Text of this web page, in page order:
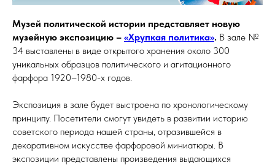
Музей политической истории представляет новую
музейную экспозицию – «Хрупкая политика». В зале №
34 выставлены в виде открытого хранения около 300
уникальных образцов политического и агитационного
фарфора 1920–1980-х годов.
Экспозиция в зале будет выстроена по хронологическому
принципу. Посетители смогут увидеть в развитии историю
советского периода нашей страны, отразившейся в
декоративном искусстве фарфоровой миниатюры. В
экспозиции представлены произведения выдающихся